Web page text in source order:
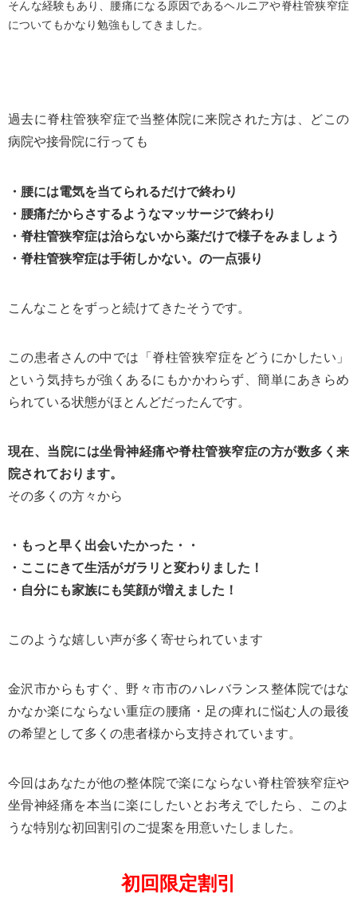
そんな経験もあり、腰痛になる原因であるヘルニアや脊柱管狭窄症
についてもかなり勉強もしてきました。
過去に脊柱管狭窄症で当整体院に来院された方は、どこの
病院や接骨院に行っても
・腰には電気を当てられるだけで終わり
・腰痛だからさするようなマッサージで終わり
・脊柱管狭窄症は治らないから薬だけで様子をみましょう
・脊柱管狭窄症は手術しかない。の一点張り
こんなことをずっと続けてきたそうです。
この患者さんの中では「脊柱管狭窄症をどうにかしたい」
という気持ちが強くあるにもかかわらず、簡単にあきらめ
られている状態がほとんどだったんです。
現在、当院には坐骨神経痛や脊柱管狭窄症の方が数多く来
院されております。
その多くの方々から
・もっと早く出会いたかった・・
・ここにきて生活がガラリと変わりました！
・自分にも家族にも笑顔が増えました！
このような嬉しい声が多く寄せられています
金沢市からもすぐ、野々市市のハレバランス整体院ではな
かなか楽にならない重症の腰痛・足の痺れに悩む人の最後
の希望として多くの患者様から支持されています。
今回はあなたが他の整体院で楽にならない脊柱管狭窄症や
坐骨神経痛を本当に楽にしたいとお考えでしたら、
このよ
うな特別な初回割引のご提案を用意いたしました。
初回限定割引